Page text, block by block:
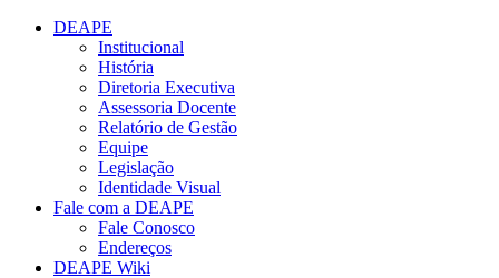
Conteúdo principal
DEAPE
Institucional
História
Diretoria Executiva
Assessoria Docente
Relatório de Gestão
Equipe
Legislação
Identidade Visual
Fale com a DEAPE
Fale Conosco
Endereços
DEAPE Wiki